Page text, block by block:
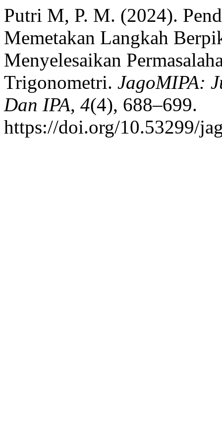
Putri M, P. M. (2024).
Memetakan Langkah
Menyelesaikan
Trigonometri. JagoMIPA:
Dan IPA, 4(4), 688–699.
https://doi.org/10.53299/